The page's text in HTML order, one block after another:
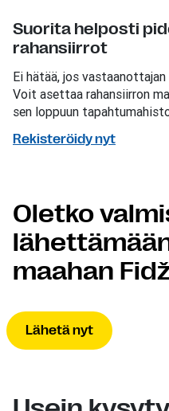
Suorita helposti
rahansiirrot
Ei hätää, jos
Voit asettaa rahansiirron
sen loppuun
Rekisteröidy nyt
Oletko
maahan
Lähetä nyt